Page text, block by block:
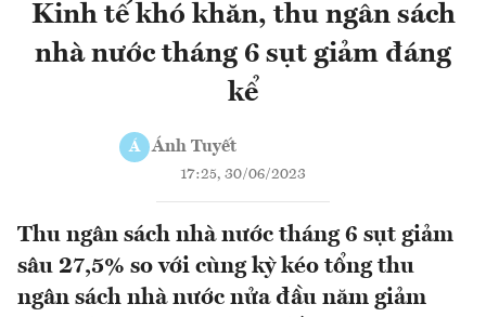
Kinh tế khó khăn, thu ngân sách
nhà nước tháng 6 sụt giảm đáng
kể
Á Ánh Tuyết
17:25, 30/06/2023
Thu ngân sách nhà nước tháng 6 sụt giảm
sâu 27,5% so với cùng kỳ kéo tổng thu
ngân sách nhà nước nửa đầu năm giảm